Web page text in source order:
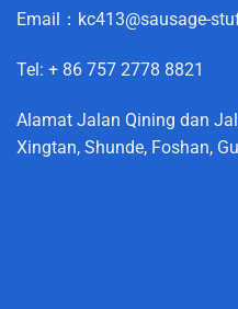
Email： kc413@sausage-
Tel: + 86 757 2778 8821
Alamat Jalan Qining dan
Xingtan, Shunde, Foshan,